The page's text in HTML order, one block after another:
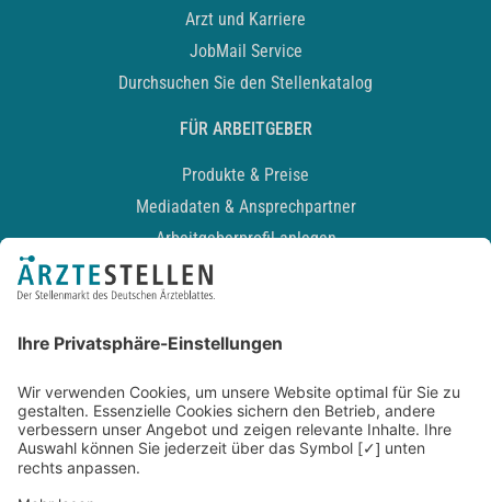
Arzt und Karriere
JobMail Service
Durchsuchen Sie den Stellenkatalog
FÜR ARBEITGEBER
Produkte & Preise
Mediadaten & Ansprechpartner
Arbeitgeberprofil anlegen
Recruiting-Podcast
Kontakt
Datenschutz
Newsletter